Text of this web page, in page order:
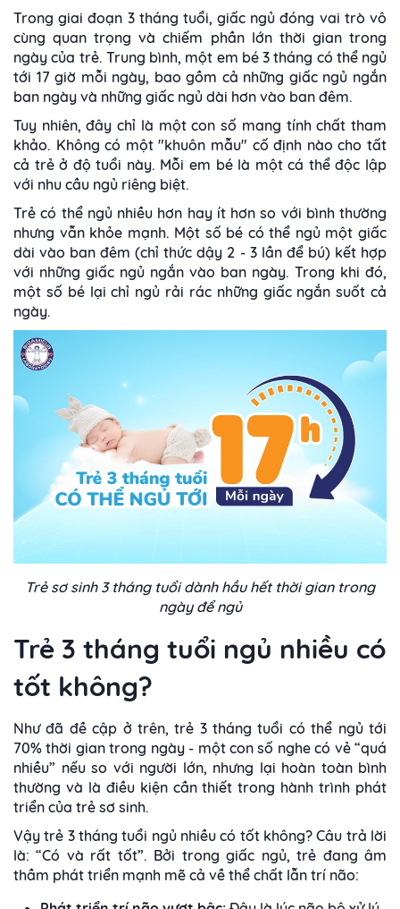
Trong giai đoạn 3 tháng tuổi, giấc ngủ đóng vai trò vô
cùng quan trọng và chiếm phần lớn thời gian trong
ngày của trẻ. Trung bình, một em bé 3 tháng có thể ngủ
tới 17 giờ mỗi ngày, bao gồm cả những giấc ngủ ngắn
ban ngày và những giấc ngủ dài hơn vào ban đêm.
Tuy nhiên, đây chỉ là một con số mang tính chất tham
khảo. Không có một "khuôn mẫu" cố định nào cho tất
cả trẻ ở độ tuổi này. Mỗi em bé là một cá thể độc lập
với nhu cầu ngủ riêng biệt.
Trẻ có thể ngủ nhiều hơn hay ít hơn so với bình thường
nhưng vẫn khỏe mạnh. Một số bé có thể ngủ một giấc
dài vào ban đêm (chỉ thức dậy 2 - 3 lần để bú) kết hợp
với những giấc ngủ ngắn vào ban ngày. Trong khi đó,
một số bé lại chỉ ngủ rải rác những giấc ngắn suốt cả
ngày.
Trẻ sơ sinh 3 tháng tuổi dành hầu hết thời gian trong
ngày để ngủ
Trẻ 3 tháng tuổi ngủ nhiều có
tốt không?
Như đã đề cập ở trên, trẻ 3 tháng tuổi có thể ngủ tới
70% thời gian trong ngày - một con số nghe có vẻ “quá
nhiều” nếu so với người lớn, nhưng lại hoàn toàn bình
thường và là điều kiện cần thiết trong hành trình phát
triển của trẻ sơ sinh.
Vậy trẻ 3 tháng tuổi ngủ nhiều có tốt không? Câu trả lời
là: “Có và rất tốt”. Bởi trong giấc ngủ, trẻ đang âm
thầm phát triển mạnh mẽ cả về thể chất lẫn trí não: